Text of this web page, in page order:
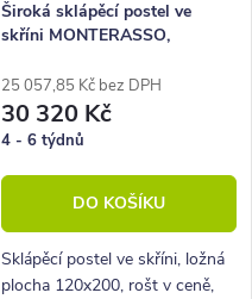
Široká sklápěcí postel ve
skříni MONTERASSO,
25 057,85 Kč bez DPH
30 320 Kč
4 - 6 týdnů
DO KOŠÍKU
Sklápěcí postel ve skříni, ložná
plocha 120x200, rošt v ceně,